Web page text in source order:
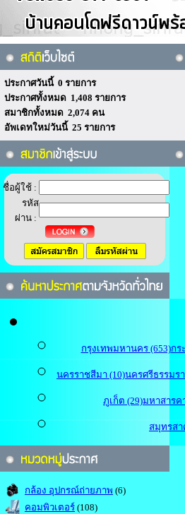
ประกาศวันนี้ 0 รายการ
ประกาศทั้งหมด 1,408 รายการ
สมาชิกทั้งหมด 2,074 คน
อัพเดทใหม่วันนี้ 25 รายการ
ชื่อผู้ใช้ :
รหัส
ผ่าน :
กรุงเทพมหานคร (653)กร
นครราชสีมา (10)นครศรีธรรมร
ภูเก็ต (29)มหาสารค
สมุทรสา
กล้อง อุปกรณ์ถ่ายภาพ (6)
คอมพิวเตอร์ (108)